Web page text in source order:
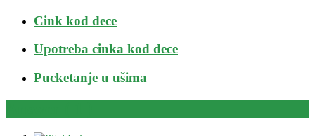
Cink kod dece
Upotreba cinka kod dece
Pucketanje u ušima